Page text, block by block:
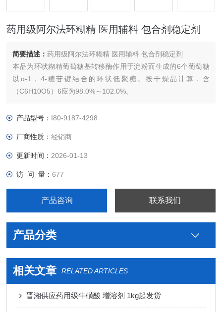
药用级阿尔法环糊精 医用辅料 包合剂稳定剂
简要描述：药用级阿尔法环糊精 医用辅料 包合剂稳定剂
本品为环状糊精葡萄糖基转移酶作用于淀粉而生成的6个葡萄糖
以α-1，4-糖苷键结合的环状低聚糖。按干燥品计算，含
（C6H10O5）6应为98.0%～102.0%。
药物氧化与分解，用于提高药物的溶解度和生物利用度，用于降
造方面，主要用于消除异味和
产品型号： I80-9187-4298
厂商性质：经销商
更新时间： 2026-01-13
访 问 量：677
产品咨询 联系我们
产品分类
相关文章 RELATED ARTICLES
晋湘供应药用级牛磺酸 增溶剂 1kg起发货